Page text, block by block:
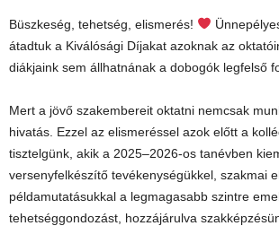
Büszkeség, tehetség, elismerés!
átadtuk a Kiválósági Díjakat azoknak az
diákjaink sem állhatnának a dobogók legfelső
Mert a jövő szakembereit oktatni nemcsak
hivatás. Ezzel az elismeréssel azok előtt a
tisztelgünk, akik a 2025–2026-os tanévben
versenyfelkészítő tevékenységükkel, szakmai
példamutatásukkal a legmagasabb szintre
tehetséggondozást, hozzájárulva